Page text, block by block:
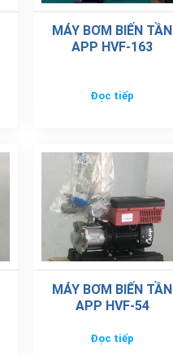
MÁY BƠM BIẾN TẦN
APP HVF-163
Đọc tiếp
MÁY BƠM BIẾN TẦN
APP HVF-54
Đọc tiếp